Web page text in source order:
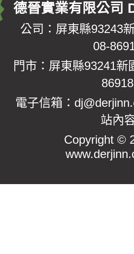
德晉實業有限公
公司：屏東縣93243
08-
門市：屏東縣93241
電子信箱：
站內
Copyright ©